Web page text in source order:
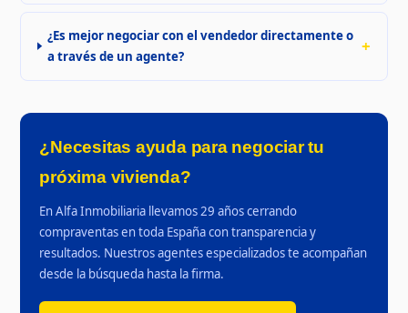
¿Es mejor negociar con el vendedor directamente o
a través de un agente?
¿Necesitas ayuda para negociar tu
próxima vivienda?
En Alfa Inmobiliaria llevamos 29 años cerrando
compraventas en toda España con transparencia y
resultados. Nuestros agentes especializados te acompañan
desde la búsqueda hasta la firma.